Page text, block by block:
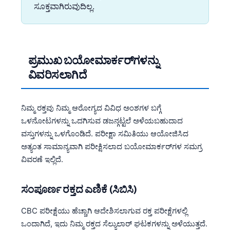
ಸೂಕ್ತವಾಗಿರುವುದಿಲ್ಲ.
ಪ್ರಮುಖ ಬಯೋಮಾರ್ಕರ್‌ಗಳನ್ನು
ವಿವರಿಸಲಾಗಿದೆ
ನಿಮ್ಮ ರಕ್ತವು ನಿಮ್ಮ ಆರೋಗ್ಯದ ವಿವಿಧ ಅಂಶಗಳ ಬಗ್ಗೆ
ಒಳನೋಟಗಳನ್ನು ಒದಗಿಸುವ ಡಜನ್ಗಟ್ಟಲೆ ಅಳೆಯಬಹುದಾದ
ವಸ್ತುಗಳನ್ನು ಒಳಗೊಂಡಿದೆ. ಪರೀಕ್ಷಾ ಸಮಿತಿಯು ಆಯೋಜಿಸಿದ
ಅತ್ಯಂತ ಸಾಮಾನ್ಯವಾಗಿ ಪರೀಕ್ಷಿಸಲಾದ ಬಯೋಮಾರ್ಕರ್‌ಗಳ ಸಮಗ್ರ
ವಿವರಣೆ ಇಲ್ಲಿದೆ.
ಸಂಪೂರ್ಣ ರಕ್ತದ ಎಣಿಕೆ (ಸಿಬಿಸಿ)
CBC ಪರೀಕ್ಷೆಯು ಹೆಚ್ಚಾಗಿ ಆದೇಶಿಸಲಾಗುವ ರಕ್ತ ಪರೀಕ್ಷೆಗಳಲ್ಲಿ
ಒಂದಾಗಿದೆ, ಇದು ನಿಮ್ಮ ರಕ್ತದ ಸೆಲ್ಯುಲಾರ್ ಘಟಕಗಳನ್ನು ಅಳೆಯುತ್ತದೆ.